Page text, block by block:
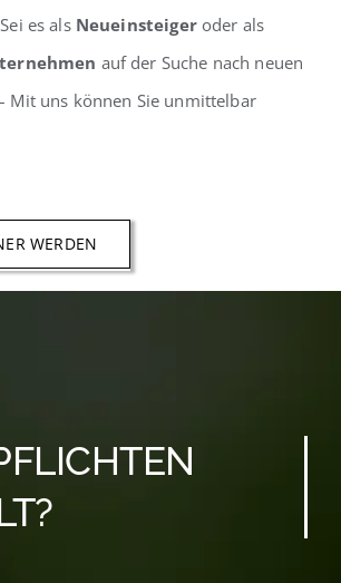
es als Neueinsteigeroder als
auf der Suche nach neuen
Mit uns können Sie unmittelbar
WERDEN